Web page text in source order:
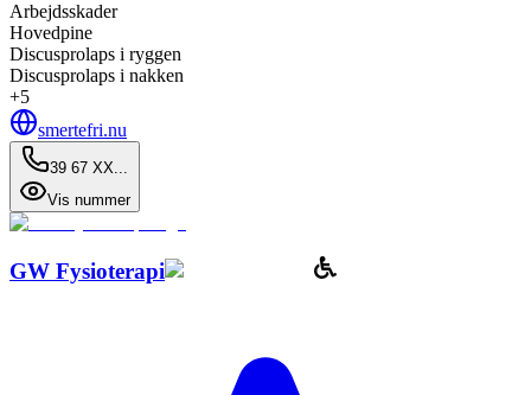
Arbejdsskader
Hovedpine
Discusprolaps i ryggen
Discusprolaps i nakken
+5
smertefri.nu
39 67 XX...
Vis nummer
GW Fysioterapi